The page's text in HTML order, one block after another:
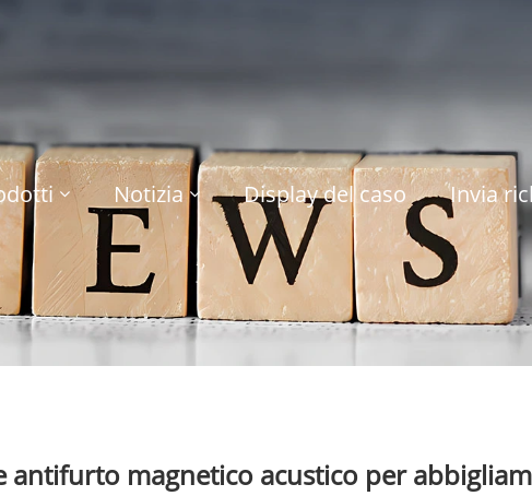
Notizia Display del caso Invia
magnetico acustico per